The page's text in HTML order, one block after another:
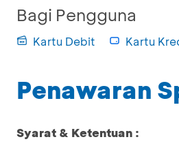
Bagi Pengguna
Kartu Debit Kartu
Penawaran
Syarat & Ketentuan :